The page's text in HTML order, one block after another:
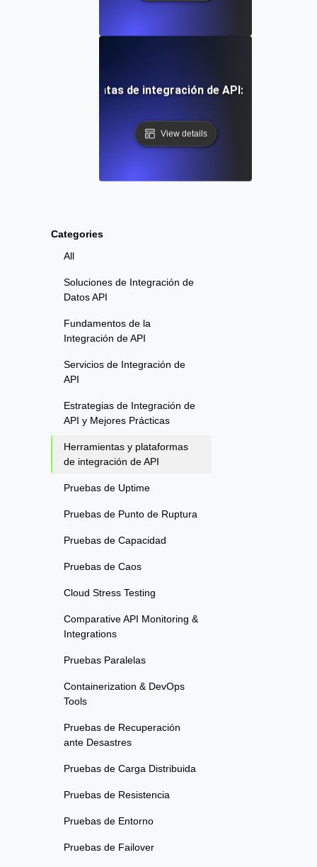
Categories
All
Soluciones de Integración de
Datos API
Fundamentos de la
Integración de API
Servicios de Integración de
API
Estrategias de Integración de
API y Mejores Prácticas
Herramientas y plataformas
de integración de API
Pruebas de Uptime
Pruebas de Punto de Ruptura
Pruebas de Capacidad
Pruebas de Caos
Cloud Stress Testing
Comparative API Monitoring &
Integrations
Pruebas Paralelas
Containerization & DevOps
Tools
Pruebas de Recuperación
ante Desastres
Pruebas de Carga Distribuida
Pruebas de Resistencia
Pruebas de Entorno
Pruebas de Failover
herramientas de integración de API: Una guía
View details